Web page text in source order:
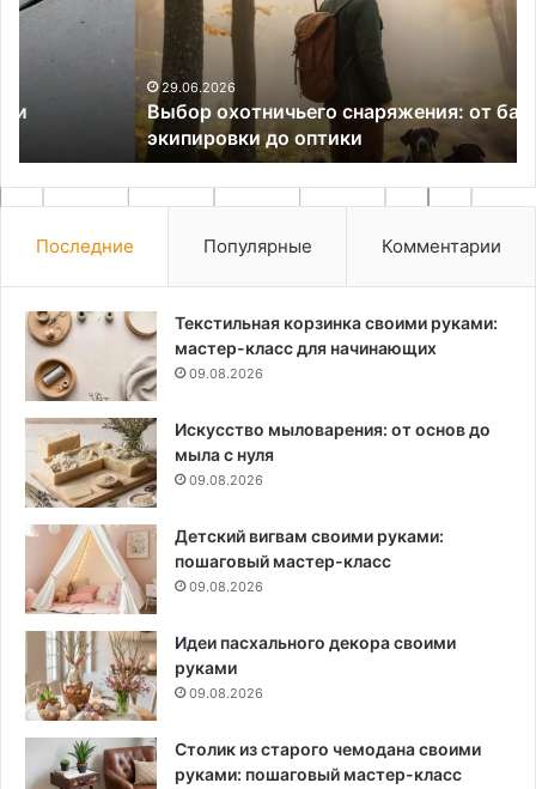
базовой
Выбор охотничьего снаряжения: от базовой
экипировки до оптики
Последние Популярные Комментарии
Текстильная корзинка своими руками:
мастер-класс для начинающих
09.08.2026
Искусство мыловарения: от основ до
мыла с нуля
09.08.2026
Детский вигвам своими руками:
пошаговый мастер-класс
09.08.2026
Идеи пасхального декора своими
руками
09.08.2026
Столик из старого чемодана своими
руками: пошаговый мастер-класс